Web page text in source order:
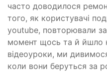
часто доводилося
того, як користувачі
youtube, повторювали
момент щось та й йшло
відеоуроки, ми
коли вони беруться за